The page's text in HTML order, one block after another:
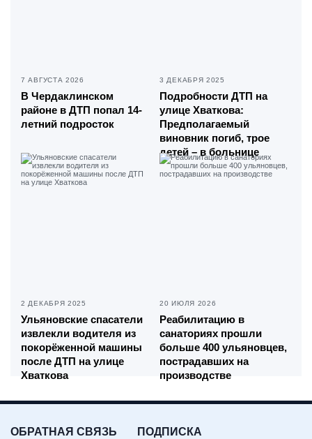
7 АВГУСТА 2026
В Чердаклинском
районе в ДТП попал 14-
летний подросток
3 ДЕКАБРЯ 2025
Подробности ДТП на
улице Хваткова:
Предполагаемый
виновник погиб, трое
детей – в больнице
2 ДЕКАБРЯ 2025
Ульяновские спасатели
извлекли водителя из
покорёженной машины
после ДТП на улице
Хваткова
20 ИЮЛЯ 2026
Реабилитацию в
санаториях прошли
больше 400 ульяновцев,
пострадавших на
производстве
ОБРАТНАЯ СВЯЗЬ ПОДПИСКА